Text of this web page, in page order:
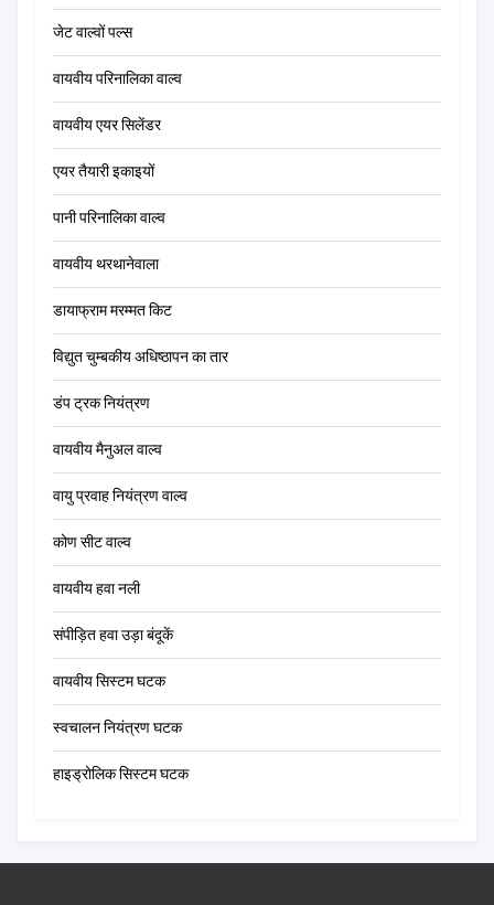
जेट वाल्वों पल्स
वायवीय परिनालिका वाल्व
वायवीय एयर सिलेंडर
एयर तैयारी इकाइयों
पानी परिनालिका वाल्व
वायवीय थरथानेवाला
डायाफ्राम मरम्मत किट
विद्युत चुम्बकीय अधिष्ठापन का तार
डंप ट्रक नियंत्रण
वायवीय मैनुअल वाल्व
वायु प्रवाह नियंत्रण वाल्व
कोण सीट वाल्व
वायवीय हवा नली
संपीड़ित हवा उड़ा बंदूकें
वायवीय सिस्टम घटक
स्वचालन नियंत्रण घटक
हाइड्रोलिक सिस्टम घटक